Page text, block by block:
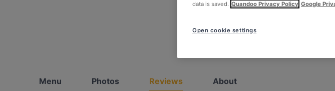
Menu Photos Reviews About
data is saved. Quandoo Privacy Policy Google
Open cookie settings